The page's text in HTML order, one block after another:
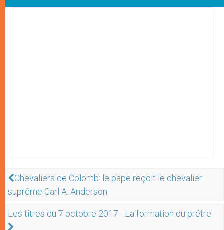
Chevaliers de Colomb: le pape reçoit le chevalier
suprême Carl A. Anderson
Les titres du 7 octobre 2017 - La formation du prêtre